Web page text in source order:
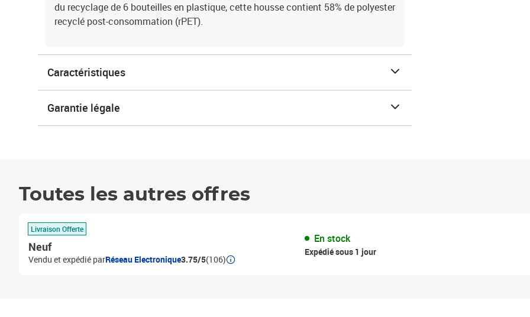
du recyclage de 6 bouteilles en plastique, cette housse contient 58% de polyester
recyclé post-consommation (rPET).
Caractéristiques
Garantie légale
Toutes les autres offres
Livraison Offerte
Neuf
Vendu et expédié parRéseau Electronique3.75/5(106)
En stock
Expédié sous 1 jour